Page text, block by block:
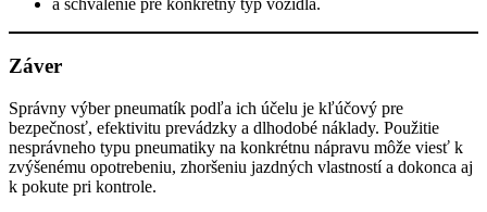
a schválenie pre konkrétny typ vozidla.
Záver
Správny výber pneumatík podľa ich účelu je kľúčový pre
bezpečnosť, efektivitu prevádzky a dlhodobé náklady. Použitie
nesprávneho typu pneumatiky na konkrétnu nápravu môže viesť k
zvýšenému opotrebeniu, zhoršeniu jazdných vlastností a dokonca aj
k pokute pri kontrole.